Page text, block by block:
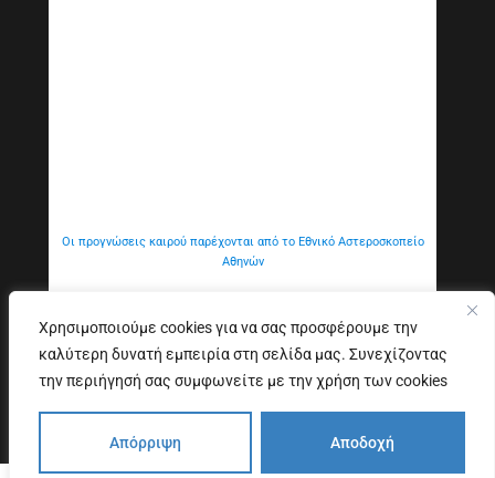
Χρησιμοποιούμε cookies για να σας προσφέρουμε την
καλύτερη δυνατή εμπειρία στη σελίδα μας. Συνεχίζοντας
την περιήγησή σας συμφωνείτε με την χρήση των cookies
Απόρριψη Αποδοχή
Οι προγνώσεις καιρού παρέχονται από το Εθνικό Αστεροσκοπείο
Αθηνών
Εξυπηρέτηση Κοινού Δήλωση προσβασιμότητας
Copyright © 2026. All Rights Reserved